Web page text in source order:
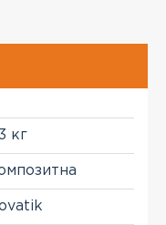
кг